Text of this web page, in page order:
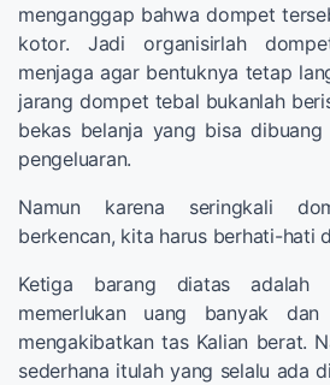
menganggap bahwa dompet
kotor. Jadi organisirlah
menjaga agar bentuknya tetap
jarang dompet tebal bukanlah
bekas belanja yang bisa
pengeluaran.
Namun karena seringkali
berkencan, kita harus berhati-hati
Ketiga barang diatas adalah
memerlukan uang banyak
mengakibatkan tas Kalian berat.
sederhana itulah yang selalu ada